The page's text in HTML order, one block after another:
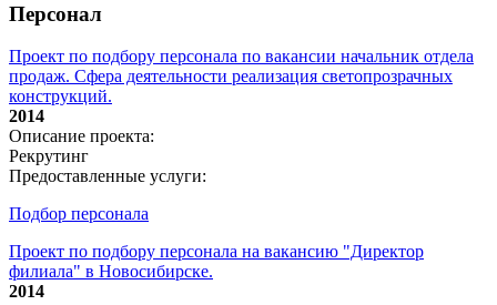
Персонал
Проект по подбору персонала по вакансии начальник отдела
продаж. Сфера деятельности реализация светопрозрачных
конструкций.
2014
Описание проекта:
Рекрутинг
Предоставленные услуги:
Подбор персонала
Проект по подбору персонала на вакансию "Директор
филиала" в Новосибирске.
2014